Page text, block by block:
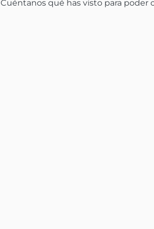
Cuéntanos qué has visto para poder